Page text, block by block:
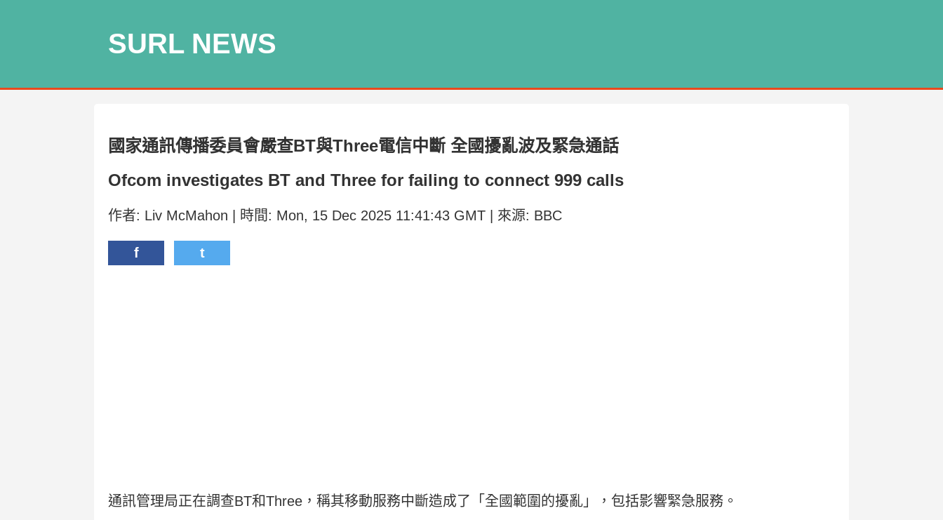
SURL NEWS
國家通訊傳播委員會嚴查BT與Three電信中斷 全國擾亂波及緊急通話
Ofcom investigates BT and Three for failing to connect 999 calls
作者: Liv McMahon | 時間: Mon, 15 Dec 2025 11:41:43 GMT | 來源: BBC
f t
通訊管理局正在調查BT和Three，稱其移動服務中斷造成了「全國範圍的擾亂」，包括影響緊急服務。